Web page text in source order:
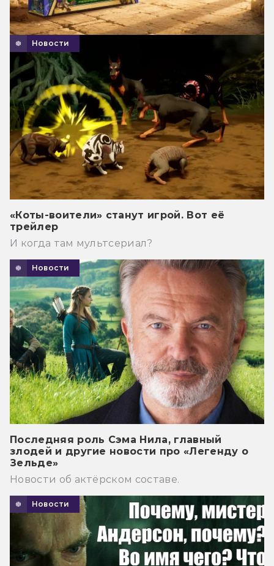
Новости
«Коты-воители» станут игрой. Вот её
трейлер
И когда там мультсериал?
Новости
Последняя роль Сэма Нила, главный
злодей и другие новости про «Легенду о
Зельде»
Новости об актёрском составе.
Новости